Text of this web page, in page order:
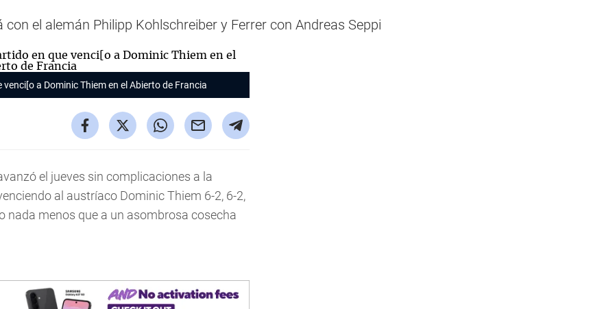
el alemán Philipp Kohlschreiber y Ferrer con Andreas Seppi
a Dominic Thiem en el Abierto de Francia
el jueves sin complicaciones a la
al austríaco Dominic Thiem 6-2, 6-2,
nada menos que a un asombrosa cosecha